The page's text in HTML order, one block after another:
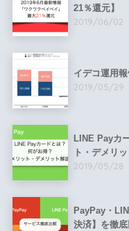
21％還元】
2019/06/02
イデコ運用
2019/05/29
LINE Payカ
ト・デメリ
2019/05/28
PayPay・
決済】を徹